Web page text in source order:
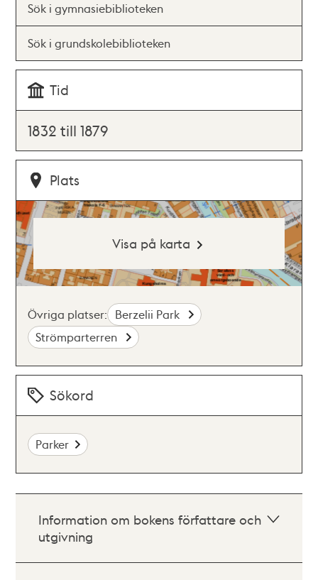
Sök i gymnasiebiblioteken
Sök i grundskolebiblioteken
Tid
1832 till 1879
Plats
Visa på karta
Övriga platser: Berzelii Park
Strömparterren
Sökord
Parker
Information om bokens författare och
utgivning